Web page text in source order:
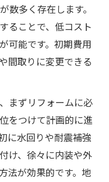
数多く存在します。
ることで、低コスト
可能です。初期費用
間取りに変更できる
まずリフォームに必
をつけて計画的に進
に水回りや耐震補強
け、徐々に内装や外
法が効果的です。地